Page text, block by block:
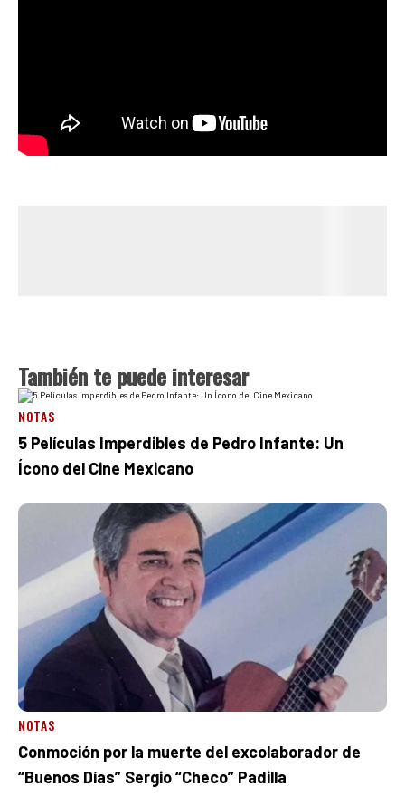
También te puede interesar
NOTAS
5 Películas Imperdibles de Pedro Infante: Un
Ícono del Cine Mexicano
NOTAS
Conmoción por la muerte del excolaborador de
“Buenos Días” Sergio “Checo” Padilla